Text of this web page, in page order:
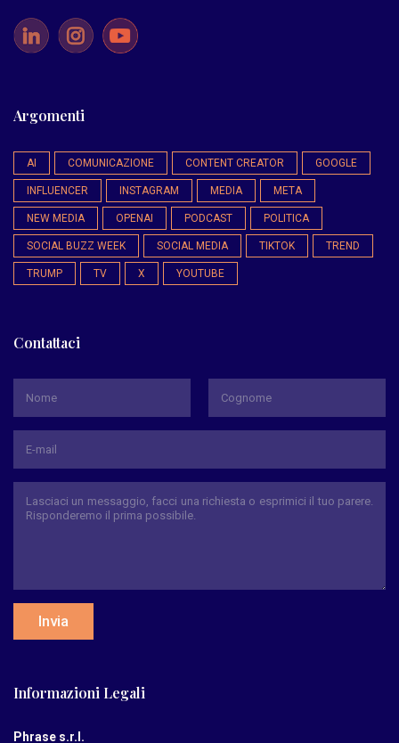
Argomenti
AI COMUNICAZIONE CONTENT CREATOR GOOGLE
INFLUENCER INSTAGRAM MEDIA META
NEW MEDIA OPENAI PODCAST POLITICA
SOCIAL BUZZ WEEK SOCIAL MEDIA TIKTOK TREND
TRUMP TV X YOUTUBE
Contattaci
Invia
Informazioni Legali
Phrase s.r.l.